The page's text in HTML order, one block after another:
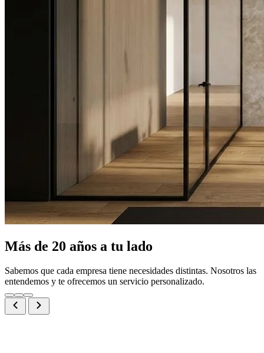
Más de 20 años a tu lado
Sabemos que cada empresa tiene necesidades distintas. Nosotros las
entendemos y te ofrecemos un servicio personalizado.